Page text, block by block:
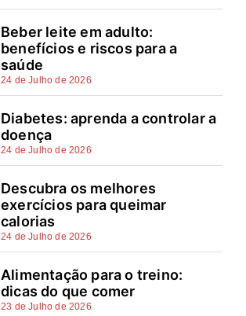
Beber leite em adulto:
benefícios e riscos para a
saúde
24 de Julho de 2026
Diabetes: aprenda a controlar a
doença
24 de Julho de 2026
Descubra os melhores
exercícios para queimar
calorias
24 de Julho de 2026
Alimentação para o treino:
dicas do que comer
23 de Julho de 2026